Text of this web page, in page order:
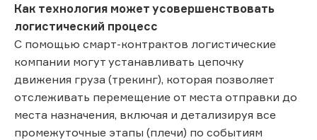
Как технология может усовершенствовать
логистический процесс
С помощью смарт-контрактов логистические
компании могут устанавливать цепочку
движения груза (трекинг), которая позволяет
отслеживать перемещение от места отправки до
места назначения, включая и детализируя все
промежуточные этапы (плечи) по событиям